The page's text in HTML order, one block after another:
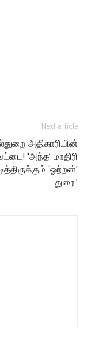
Next article
அதிகாரியின்
‘அந்த’ மாதிரி
‘ஓற்றன்’
துரை.’